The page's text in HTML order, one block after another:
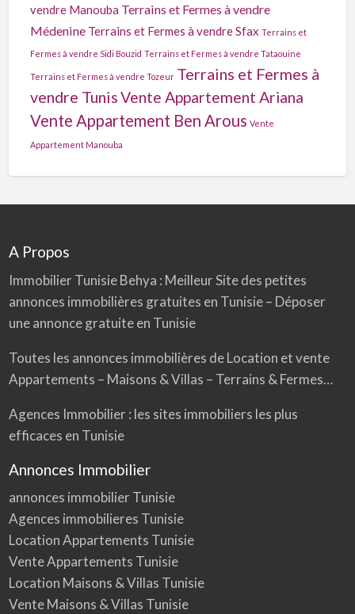
vendre Manouba Terrains et Fermes à vendre
Médenine Terrains et Fermes à vendre Sfax Terrains et
Fermes à vendre Sidi Bouzid Terrains et Fermes à vendre Tataouine
Terrains et Fermes à vendre Tozeur Terrains et Fermes à
vendre TunisVente Appartement Ariana
Vente Appartement Ben Arous Vente
Appartement Manouba
A Propos
Immobilier TunisieBehya : Meilleur Site des petites
annonces immobilières gratuites en Tunisie – Déposer
une annonce gratuite en Tunisie
Toutes les annonces immobilières de Location et vente
Appartements – Maisons & Villas – Terrains & Fermes…
Agences Immobilier : les sites immobiliers les plus
efficaces en Tunisie
Annonces Immobilier
annonces immobilier Tunisie
Agences immobilieres Tunisie
Location Appartements Tunisie
Vente Appartements Tunisie
Location Maisons & Villas Tunisie
Vente Maisons & Villas Tunisie